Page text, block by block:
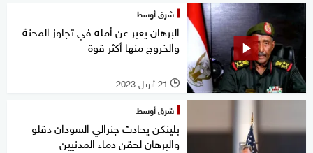
شرق أوسط
البرهان يعبر عن أمله في تجاوز المحنة
والخروج منها أكثر قوة
l 21 أبريل 2023
شرق أوسط
بلينكن يحادث جنرالي السودان دقلو
والبرهان لحقن دماء المدنيين